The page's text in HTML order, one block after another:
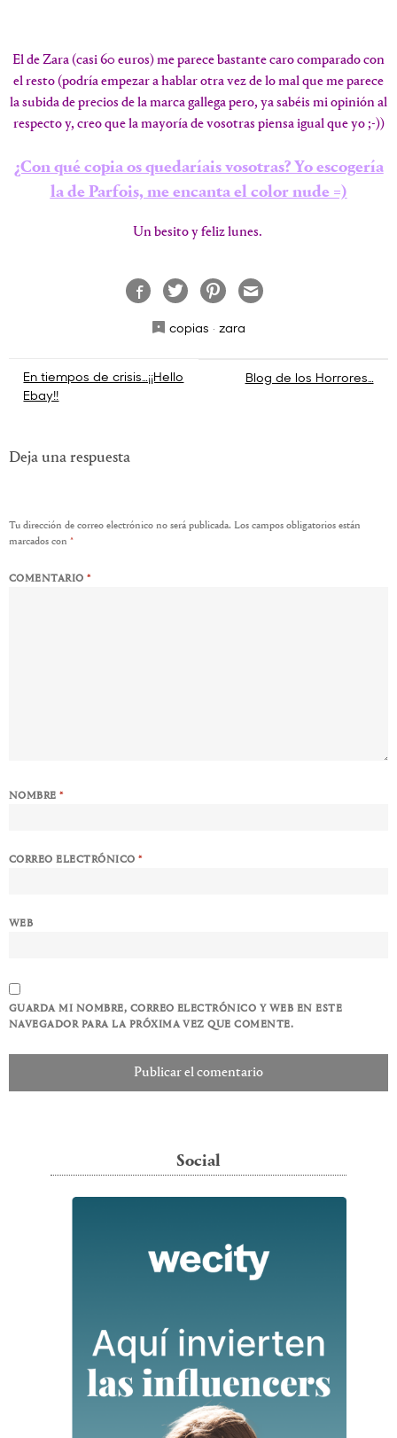
El de Zara (casi 60 euros) me parece bastante caro comparado con
el resto (podría empezar a hablar otra vez de lo mal que me parece
la subida de precios de la marca gallega pero, ya sabéis mi opinión al
respecto y, creo que la mayoría de vosotras piensa igual que yo ;-))
¿Con qué copia os quedaríais vosotras? Yo escogería
la de Parfois, me encanta el color nude =)
Un besito y feliz lunes.
copias · zara
Navegación
de
En tiempos de crisis…¡¡Hello
Ebay!!
Blog de los Horrores…
Deja una respuesta
Tu dirección de correo electrónico no será publicada. Los campos obligatorios están
marcados con *
COMENTARIO*
NOMBRE*
CORREO ELECTRÓNICO*
WEB
GUARDA MI NOMBRE, CORREO ELECTRÓNICO Y WEB EN ESTE
NAVEGADOR PARA LA PRÓXIMA VEZ QUE COMENTE.
Social